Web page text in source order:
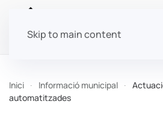
Skip to main content
Inici Informació municipal
automatitzades